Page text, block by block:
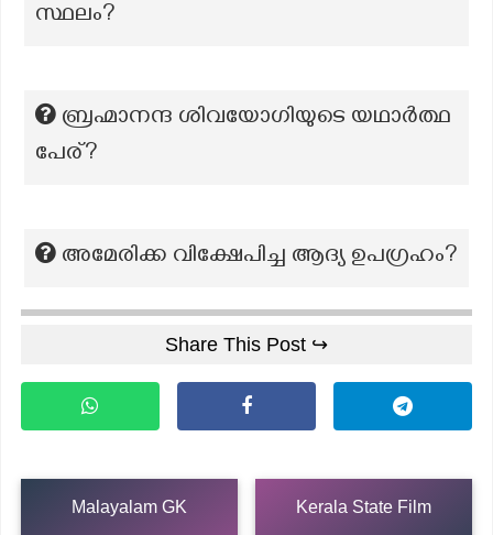
സ്ഥലം?
ബ്രഹ്മാനന്ദ ശിവയോഗിയുടെ യഥാർത്ഥ
പേര്?
അമേരിക്ക വിക്ഷേപിച്ച ആദ്യ ഉപഗ്രഹം?
Share This Post ↪
Malayalam GK Kerala State Film